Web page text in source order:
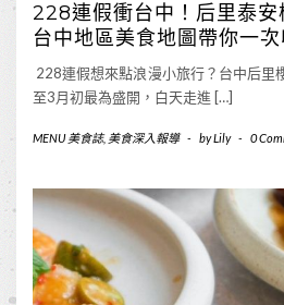
228連假衝台中！后里泰安
台中地區美食地圖帶你一次
228連假想來點浪漫小旅行？台中后里
至3月初最為盛開，白天走進 […]
MENU 美食誌, 美食深入報導 - byLily - 0